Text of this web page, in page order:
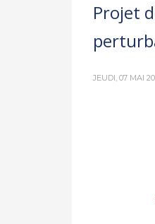
Projet
JEUDI, 07 MAI